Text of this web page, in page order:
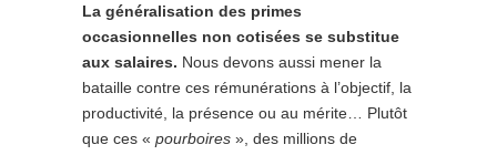
La généralisation des primes
occasionnelles non cotisées se substitue
aux salaires. Nous devons aussi mener la
bataille contre ces rémunérations à l’objectif, la
productivité, la présence ou au mérite… Plutôt
que ces « pourboires », des millions de